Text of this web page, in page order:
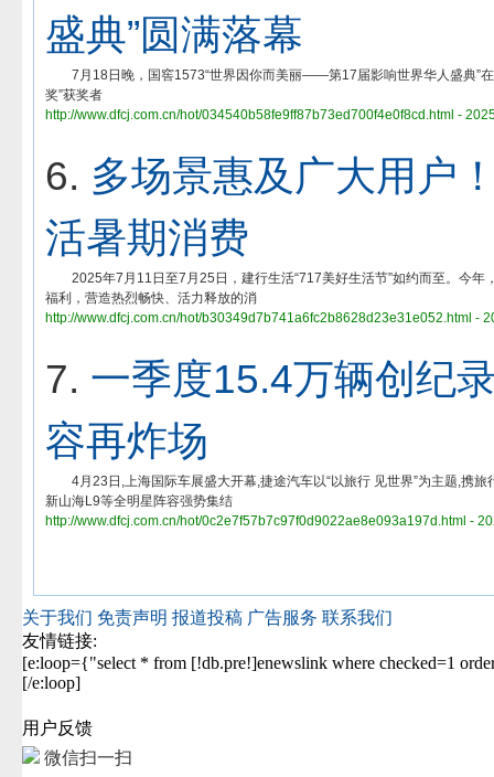
盛典”圆满落幕
7月18日晚，国窖1573“世界因你而美丽——第17届影响世界华人盛典”
奖”获奖者
http://www.dfcj.com.cn/hot/034540b58fe9ff87b73ed700f4e0f8cd.html -
6. 多场景惠及广大用户
活暑期消费
2025年7月11日至7月25日，建行生活“717美好生活节”如约而至。今年
福利，营造热烈畅快、活力释放的消
http://www.dfcj.com.cn/hot/b30349d7b741a6fc2b8628d23e31e052.html -
7. 一季度15.4万辆创纪
容再炸场
4月23日,上海国际车展盛大开幕,捷途汽车以“以旅行 见世界”为主题,携旅
新山海L9等全明星阵容强势集结
http://www.dfcj.com.cn/hot/0c2e7f57b7c97f0d9022ae8e093a197d.html -
关于我们 免责声明 报道投稿 广告服务 联系我们
友情链接:
[e:loop={"select * from [!db.pre!]enewslink where checked=1
[/e:loop]
用户反馈
微信扫一扫